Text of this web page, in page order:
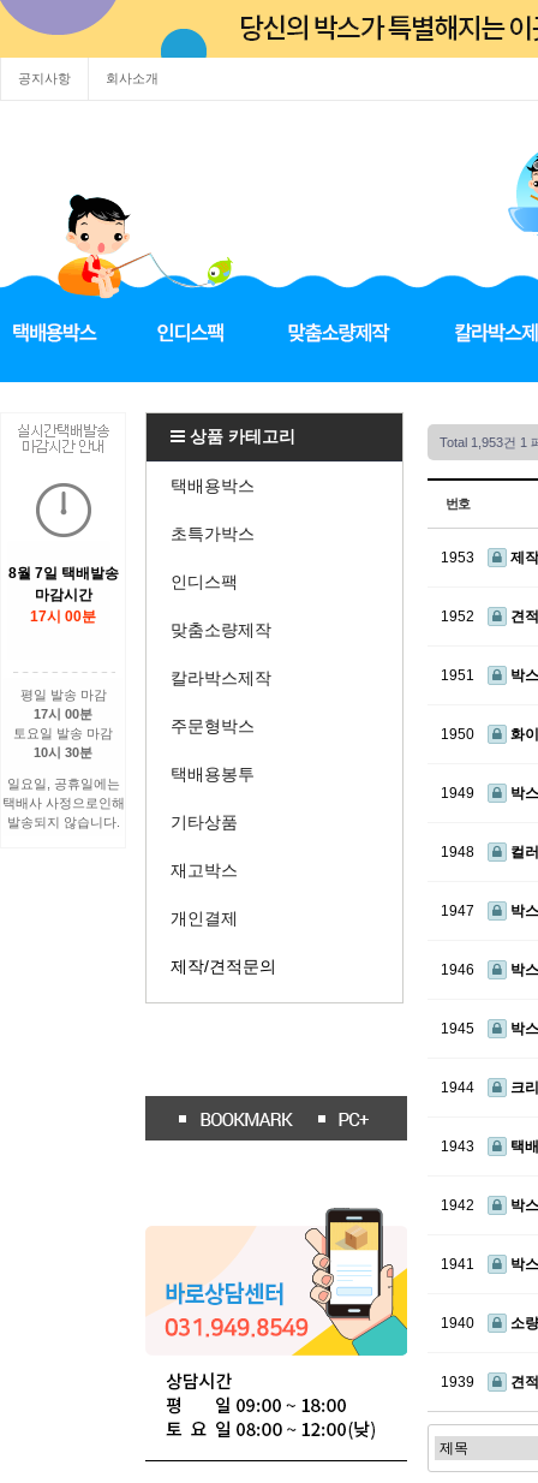
공지사항 회사소개
8월 7일 택배발송
마감시간
17시 00분
평일 발송 마감
17시 00분
토요일 발송 마감
10시 30분
일요일, 공휴일에는
택배사 사정으로인해
발송되지 않습니다.
상품 카테고리
택배용박스
초특가박스
인디스팩
맞춤소량제작
칼라박스제작
주문형박스
택배용봉투
기타상품
재고박스
개인결제
제작/견적문의
Total 1,953건 1
번호
1953 제
1952 견
1951 박
1950 화
1949 박
1948 컬
1947 박
1946 박
1945 박
1944 크
1943 택
1942 박
1941 박
1940 소
1939 견